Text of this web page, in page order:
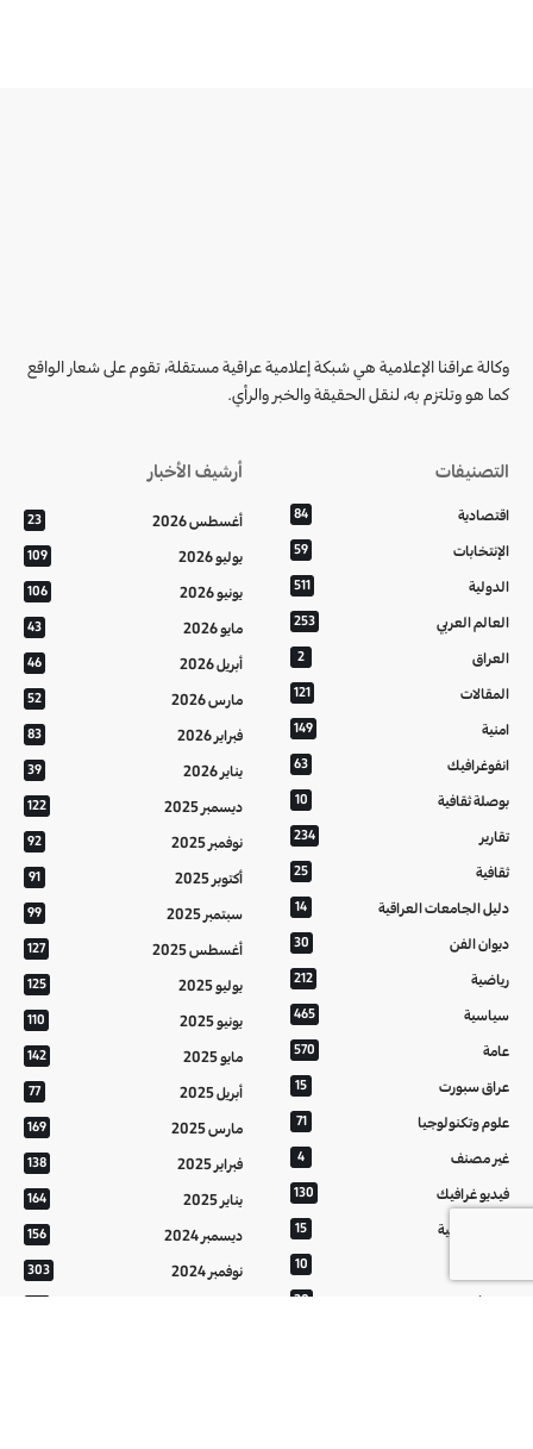
وكالة عراقنا الإعلامية هي شبكة إعلامية عراقية مستقلة، تقوم على شعار الواقع
كما هو وتلتزم به، لنقل الحقيقة والخبر والرأي.
التصنيفات
اقتصادية 84
الإنتخابات 59
الدولية 511
العالم العربي 253
العراق 2
المقالات 121
امنية 149
انفوغرافيك 63
بوصلة ثقافية 10
تقارير 234
ثقافية 25
دليل الجامعات العراقية 14
ديوان الفن 30
رياضية 212
سياسية 465
عامة 570
عراق سبورت 15
علوم وتكنولوجيا 71
غير مصنف 4
فيديو غرافيك 130
معالم عراقية 15
10
منوعات 20
أرشيف الأخبار
أغسطس 2026 23
يوليو 2026 109
يونيو 2026 106
مايو 2026 43
أبريل 2026 46
مارس 2026 52
فبراير 2026 83
يناير 2026 39
ديسمبر 2025 122
نوفمبر 2025 92
أكتوبر 2025 91
سبتمبر 2025 99
أغسطس 2025 127
يوليو 2025 125
يونيو 2025 110
مايو 2025 142
أبريل 2025 77
مارس 2025 169
فبراير 2025 138
يناير 2025 164
ديسمبر 2024 156
نوفمبر 2024 303